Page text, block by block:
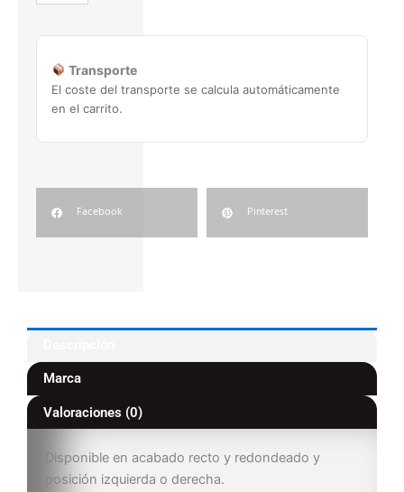
Transporte
El coste del transporte se calcula automáticamente
en el carrito.
Facebook Pinterest
Marca
Valoraciones (0)
Disponible en acabado recto y redondeado y
posición izquierda o derecha.